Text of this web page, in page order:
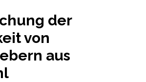
der
von
aus